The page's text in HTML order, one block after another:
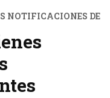
NOTIFICACIONES DE